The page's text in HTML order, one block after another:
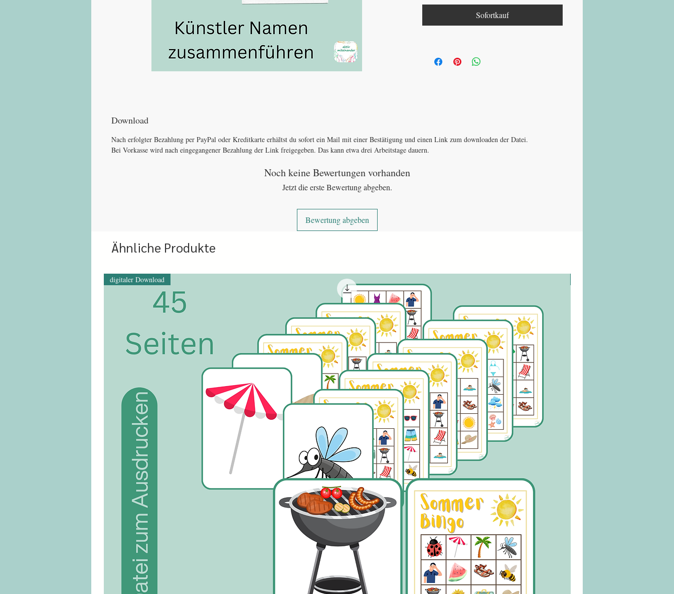
Sofortkauf
Download
Nach erfolgter Bezahlung per PayPal oder Kreditkarte erhältst du sofort ein Mail mit einer Bestätigung und einen Link zum downloaden der Datei.
Bei Vorkasse wird nach eingegangener Bezahlung der Link freigegeben. Das kann etwa drei Arbeitstage dauern.
Noch keine Bewertungen vorhanden
Jetzt die erste Bewertung abgeben.
Bewertung abgeben
Ähnliche Produkte
digitaler Download